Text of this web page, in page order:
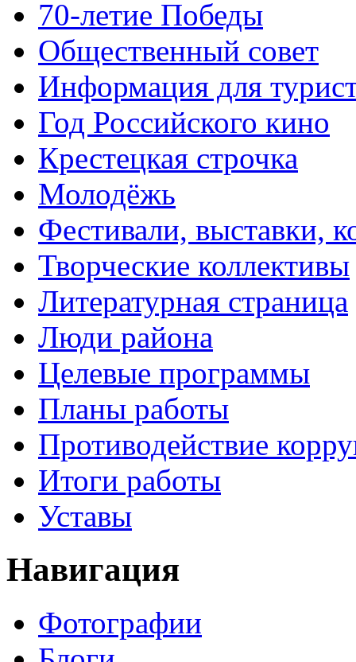
70-летие Победы
Общественный совет
Информация для
Год Российского кино
Крестецкая строчка
Молодёжь
Фестивали, выставки,
Творческие коллективы
Литературная страница
Люди района
Целевые программы
Планы работы
Противодействие
Итоги работы
Уставы
Навигация
Фотографии